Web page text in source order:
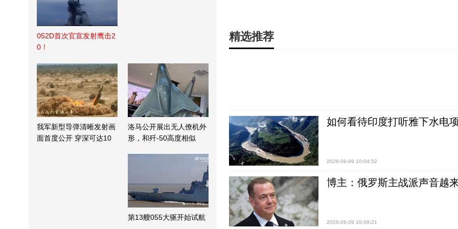
052D首次官宣发射鹰击2
0！
我军新型导弹清晰发射画
面首度公开 穿深可达10
洛马公开展出无人僚机外
形，和歼-50高度相似
第13艘055大驱开始试航
精选推荐
如何看待印度打听雅下水电
2026-08-09 10:04:52
博主：俄罗斯主战派声音越
2026-08-09 10:09:21